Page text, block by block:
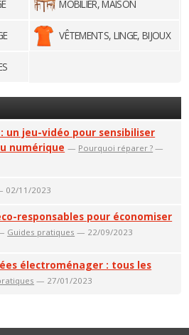
MOBILIER, MAISON
VÊTEMENTS, LINGE, BIJOUX
un jeu-vidéo pour sensibiliser
numérique — Pourquoi réparer ? —
02/11/2023
responsables pour économiser
Guides pratiques — 22/09/2023
électroménager : tous les
— 27/01/2023